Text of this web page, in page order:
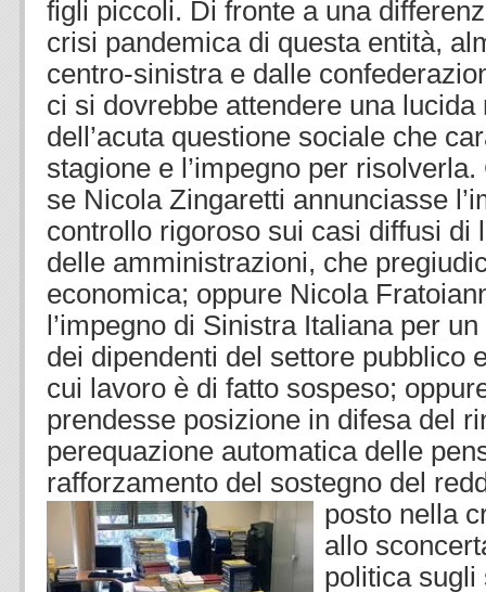
figli piccoli. Di fronte a una
crisi pandemica di questa entità,
centro-sinistra e dalle
ci si dovrebbe attendere una lucida
dell’acuta questione sociale che
stagione e l’impegno per
se Nicola Zingaretti annunciasse
controllo rigoroso sui casi diffusi di
delle amministrazioni, che
economica; oppure Nicola
l’impegno di Sinistra Italiana per
dei dipendenti del settore pubblico
cui lavoro è di fatto sospeso;
prendesse posizione in difesa del
perequazione automatica delle
rafforzamento del sostegno del
posto nella
allo
politica sugli